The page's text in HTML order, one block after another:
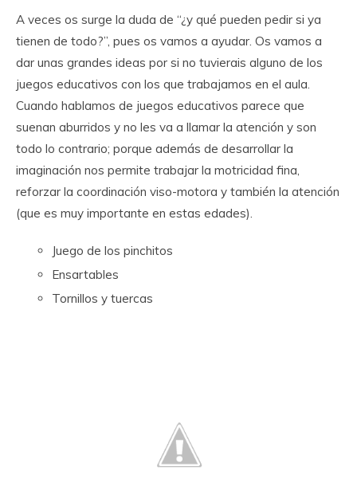
A veces os surge la duda de “¿y qué pueden pedir si ya
tienen de todo?”, pues os vamos a ayudar. Os vamos a
dar unas grandes ideas por si no tuvierais alguno de los
juegos educativos con los que trabajamos en el aula.
Cuando hablamos de juegos educativos parece que
suenan aburridos y no les va a llamar la atención y son
todo lo contrario; porque además de desarrollar la
imaginación nos permite trabajar la motricidad fina,
reforzar la coordinación viso-motora y también la atención
(que es muy importante en estas edades).
Juego de los pinchitos
Ensartables
Tornillos y tuercas